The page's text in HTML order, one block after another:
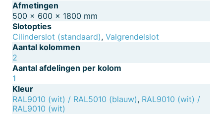
Afmetingen
500 × 600 × 1800 mm
Slotopties
Cilinderslot (standaard), Valgrendelslot
Aantal kolommen
2
Aantal afdelingen per kolom
1
Kleur
RAL9010 (wit) / RAL5010 (blauw), RAL9010 (wit) /
RAL9010 (wit)